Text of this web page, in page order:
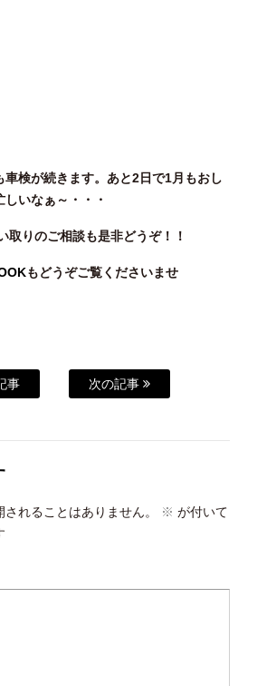
車検が続きます。あと2日で1月もおし
いなぁ～・・・
取りのご相談も是非どうぞ！！
もどうぞご覧くださいませ
事 次の記事
れることはありません。 ※ が付いて